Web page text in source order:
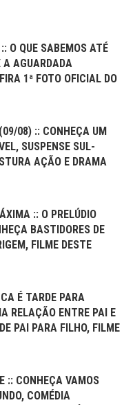
O QUE SABEMOS ATÉ
A AGUARDADA
1ª FOTO OFICIAL DO
08) :: CONHEÇA UM
SUSPENSE SUL-
AÇÃO E DRAMA
:: O PRELÚDIO
BASTIDORES DE
FILME DESTE
É TARDE PARA
RELAÇÃO ENTRE PAI E
PAI PARA FILHO, FILME
:: CONHEÇA VAMOS
COMÉDIA